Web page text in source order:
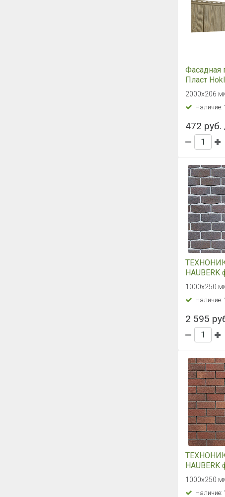
Фасадная
Пласт
серия
2000х206
Наличие:
472
HAUBERK
плитка
1000х250
Наличие:
2 595
HAUBERK
плитка
кирпич
1000х250
Наличие: